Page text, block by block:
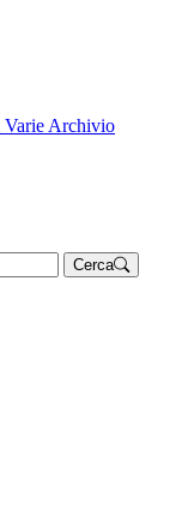
Varie Archivio
Cerca